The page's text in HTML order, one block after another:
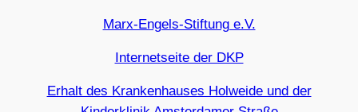
Marx-Engels-Stiftung e.V.
Internetseite der DKP
Erhalt des Krankenhauses Holweide und der